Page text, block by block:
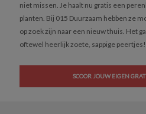
niet missen. Je haalt nu gratis een
planten. Bij 015 Duurzaam hebben ze
op zoek zijn naar een nieuw thuis. Het
oftewel heerlijk zoete, sappige
SCOOR JOUW EIGEN